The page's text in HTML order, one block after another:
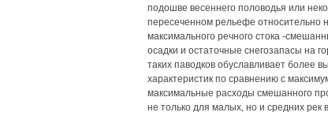
подошве весеннего половодья или
пересеченном рельефе относительно
максимального речного стока -
осадки и остаточные снегозапасы на
таких паводков обуславливает более
характеристик по сравнению с
максимальные расходы смешанного
не только для малых, но и средних рек